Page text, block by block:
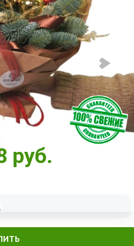
руб.